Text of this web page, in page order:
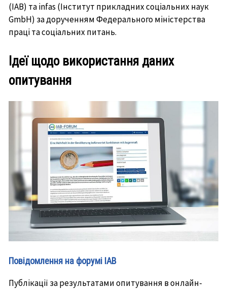
(IAB) та infas (Інститут прикладних соціальних наук
GmbH) за дорученням Федерального міністерства
праці та соціальних питань.
Ідеї щодо використання даних
опитування
Повідомлення на форумі IAB
Публікації за результатами опитування в онлайн-